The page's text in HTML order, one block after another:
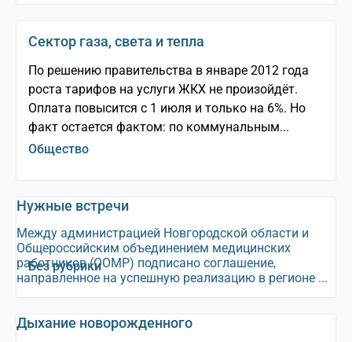
Сектор газа, света и тепла
По решению правительства в январе 2012 года
роста тарифов на услуги ЖКХ не произойдёт.
Оплата повысится с 1 июля и только на 6%. Но
факт остается фактом: по коммунальным...
Общество
Нужные встречи
Между администрацией Новгородской области и
Общероссийским объединением медицинских
работников (ООМР) подписано соглашение,
направленное на успешную реализацию в регионе ...
Без рубрики
Дыхание новорожденного